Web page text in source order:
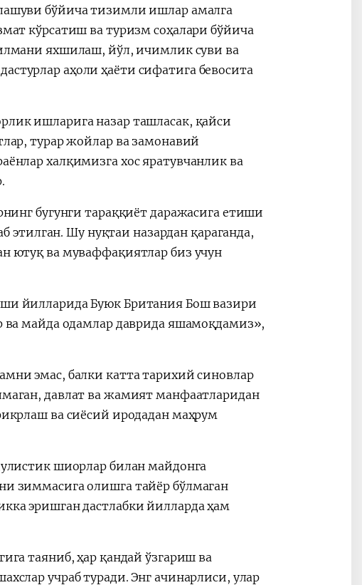
бўйича тизимли ишлар амалга
кўрсатиш ва туризм соҳалари бўйича
яхшилаш, йўл, ичимлик суви ва
аҳоли ҳаёти сифатига бевосита
ишларига назар ташласак, қайси
турар жойлар ва замонавий
халқимизга хос яратувчанлик ва
бугунги тараққиёт даражасига етиши
этилган. Шу нуқтаи назардан қараганда,
ютуқ ва муваффақиятлар биз учун
йилларида Буюк Британия Бош вазири
ва майда одамлар даврида яшамоқдамиз»,
эмас, балки катта тарихий синовлар
давлат ва жамият манфаатларидан
ва сиёсий иродадан маҳрум
шиорлар билан майдонга
зиммасига олишга тайёр бўлмаган
эришган дастлабки йилларда ҳам
таяниб, ҳар қандай ўзгариш ва
учраб туради. Энг ачинарлиси, улар